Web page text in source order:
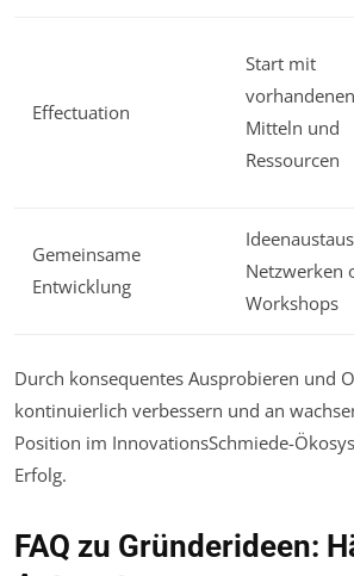
Effectuation
Start mit
vorhandenen
Mitteln und
Ressourcen
Gemeinsame
Entwicklung
Netzwerken
Workshops
Durch konsequentes Ausprobieren und
kontinuierlich verbessern und an
Position im InnovationsSchmiede-
Erfolg.
FAQ zu Gründerideen: